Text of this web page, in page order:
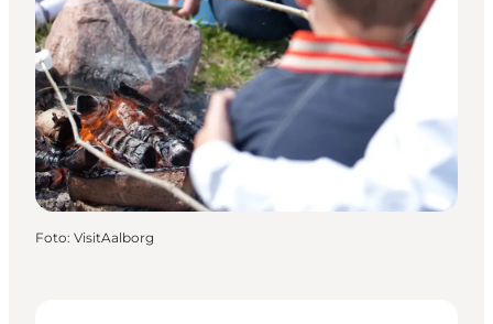
Foto: VisitAalborg